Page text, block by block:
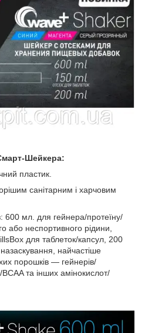
Шейкера:
пластик.
санітарним і харчовим
600 мл. для гейнера/протеїну/
або неспортивного рідини,
для таблеток/капсул, 200
найчастіше
порошків — гейнерів/
BCAA та інших амінокислот/